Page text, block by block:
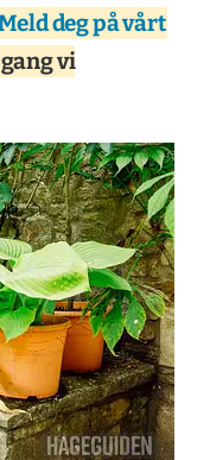
deg på vårt
vi